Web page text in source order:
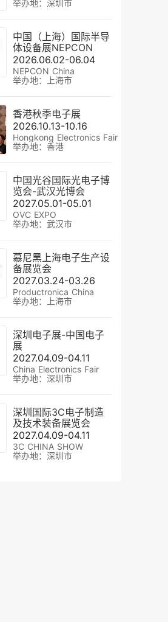
举办地：深圳市
中国（上海）国际半导
体设备展NEPCON
2026.06.02-06.04
NEPCON China
举办地：上海市
香港秋季电子展
2026.10.13-10.16
Hongkong Electronics Fair
举办地：香港
中国光谷国际光电子博
览会-武汉光博会
2027.05.01-05.01
OVC EXPO
举办地：武汉市
慕尼黑上海电子生产设
备展览会
2027.03.24-03.26
Productronica China
举办地：上海市
深圳电子展-中国电子
展
2027.04.09-04.11
China Electronics Fair
举办地：深圳市
深圳国际3C电子制造
及技术装备展览会
2027.04.09-04.11
3C CHINA SHOW
举办地：深圳市